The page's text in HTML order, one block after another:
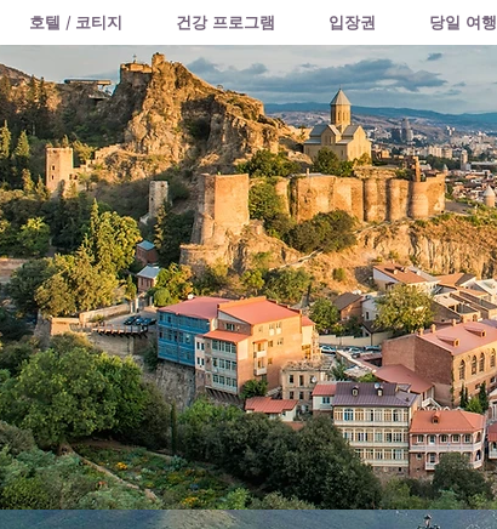
호텔 / 코티지 건강 프로그램 입장권 당일 여행